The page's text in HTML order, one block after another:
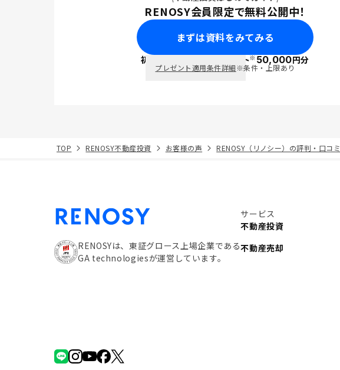
RENOSY会員限定で無料公開中！
まずは資料をみてみる
初回面談で ポイント※50,000円分
プレゼント適用条件詳細※条件・上限あり
TOP RENOSY不動産投資 お客様の声 RENOSY（リノシー）の評判・口コミ
RENOSYは、東証グロース上場企業である
GA technologiesが運営しています。
サービス
不動産投資
不動産売却